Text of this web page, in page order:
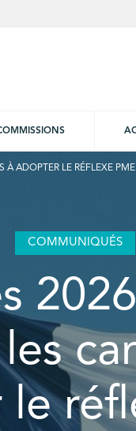
À ADOPTER LE RÉFLEXE PME
COMMUNIQUÉS